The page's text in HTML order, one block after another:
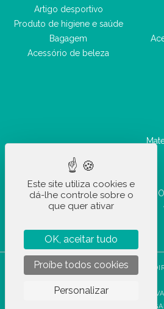
Artigo desportivo
Produto de higiene e saúde
Bagagem
Acessório de beleza
STOCKETIK © 2023 - TODOS OS
POLÍTICA DE
AVISOS
Este site utiliza cookies e
dá-lhe controle sobre o
que quer ativar
OK, aceitar tudo
Proíbe todos cookies
Personalizar